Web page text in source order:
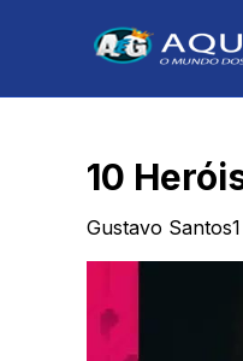
10
Gustavo Santos